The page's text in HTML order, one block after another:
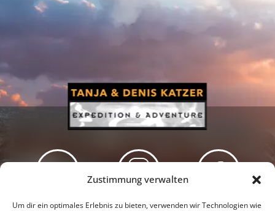
Zustimmung verwalten
Um dir ein optimales Erlebnis zu bieten, verwenden wir Technologien wie
Newsletter Podcast Facebook